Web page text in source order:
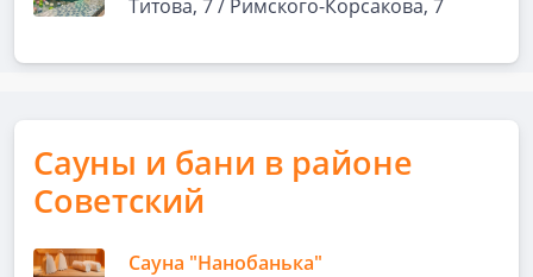
Титова, 7 / Римского-Корсакова, 7
Сауны и бани в районе
Советский
Сауна "Нанобанька"